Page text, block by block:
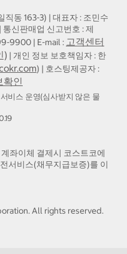
동 163-3) | 대표자 : 조민수
신판매업 신고번호 : 제
9900 | E-mail : 고객센터
) | 개인 정보 보호책임자 : 한
) | 호스팅제공자 :
확인
비스 운영(심사받지 않은 물
좌이체 결제시 코스트코에
서비스(채무지급보증)를 이
All rights reserved.